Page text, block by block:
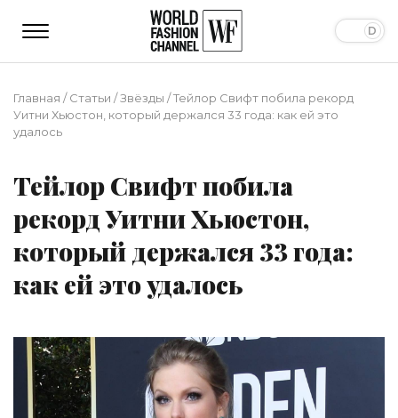
Главная /Статьи /Звёзды /Тейлор Свифт побила рекорд
Уитни Хьюстон, который держался 33 года: как ей это
удалось
Тейлор Свифт побила
рекорд Уитни Хьюстон,
который держался 33 года:
как ей это удалось